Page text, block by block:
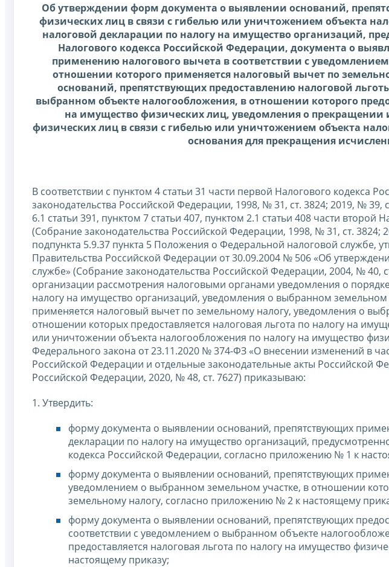
Об утверждении форм документа о выявлении оснований,
физических лиц в связи с гибелью или уничтожением объекта
налоговой декларации по налогу на имущество организаций,
Налогового кодекса Российской Федерации, документа о
применению налогового вычета в соответствии с
отношении которого применяется налоговый вычет по
оснований, препятствующих предоставлению налоговой
выбранном объекте налогообложения, в отношении которого
на имущество физических лиц, уведомления о прекращении
физических лиц в связи с гибелью или уничтожением объекта
основания для прекращения
В соответствии с пунктом 4 статьи 31 части первой Налогового кодекса
законодательства Российской Федерации, 1998, № 31, ст. 3824; 2019, № 39,
6.1 статьи 391, пунктом 7 статьи 407, пунктом 2.1 статьи 408 части
(Собрание законодательства Российской Федерации, 1998, № 31, ст. 3824;
подпункта 5.9.37 пункта 5 Положения о Федеральной налоговой службе,
Правительства Российской Федерации от 30.09.2004 № 506 «Об
службе» (Собрание законодательства Российской Федерации, 2004, № 40,
организации рассмотрения налоговыми органами уведомления о
налогу на имущество организаций, уведомления о выбранном земельном
применяется налоговый вычет по земельному налогу, уведомления о
отношении которых предоставляется налоговая льгота по налогу на
или уничтожении объекта налогообложения по налогу на имущество
Федерального закона от 23.11.2020 № 374-ФЗ «О внесении изменений в
Российской Федерации и отдельные законодательные акты Российской
Российской Федерации, 2020, № 48, ст. 7627) приказываю:
1. Утвердить:
форму документа о выявлении оснований, препятствующих
декларации по налогу на имущество организаций,
кодекса Российской Федерации, согласно приложению № 1 к
форму документа о выявлении оснований, препятствующих
уведомлением о выбранном земельном участке, в отношении
земельному налогу, согласно приложению № 2 к настоящему
форму документа о выявлении оснований, препятствующих
соответствии с уведомлением о выбранном объекте
предоставляется налоговая льгота по налогу на имущество
настоящему приказу;